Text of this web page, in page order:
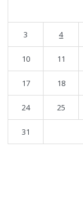
3 4
10 11
17 18
24 25
31